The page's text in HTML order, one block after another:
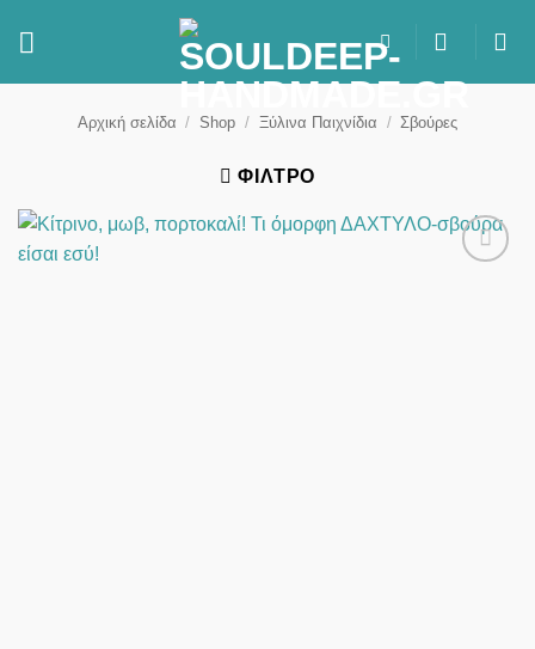
Αρχική σελίδα / Shop / Ξύλινα Παιχνίδια / Σβούρες
ΦΊΛΤΡΟ